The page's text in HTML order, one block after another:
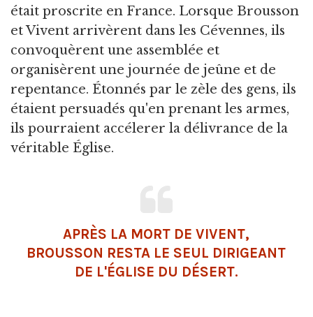
était proscrite en France. Lorsque Brousson
et Vivent arrivèrent dans les Cévennes, ils
convoquèrent une assemblée et
organisèrent une journée de jeûne et de
repentance. Étonnés par le zèle des gens, ils
étaient persuadés qu'en prenant les armes,
ils pourraient accélerer la délivrance de la
véritable Église.
APRÈS LA MORT DE VIVENT,
BROUSSON RESTA LE SEUL DIRIGEANT
DE L'ÉGLISE DU DÉSERT.